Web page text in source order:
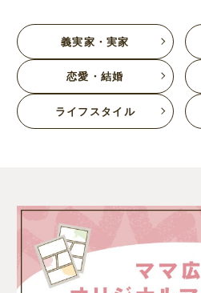
義実家・実家
恋愛・結婚
ライフスタイル